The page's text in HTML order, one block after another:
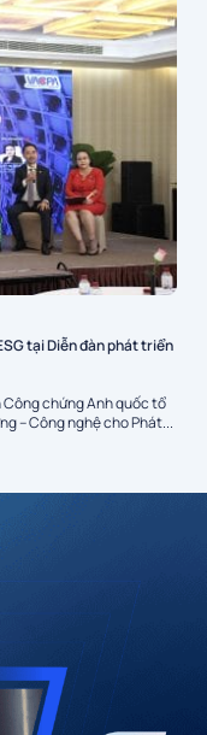
tại Diễn đàn phát triển
Công chứng Anh quốc tổ
– Công nghệ cho Phát...